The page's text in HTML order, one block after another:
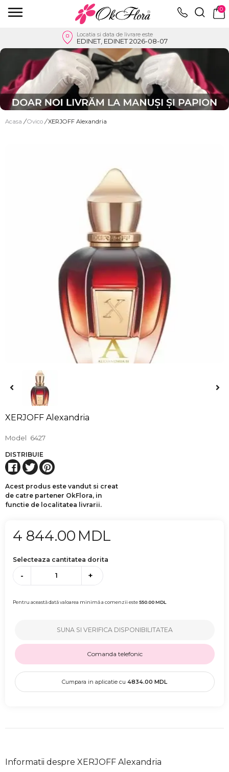
0
Locatia si data de livrare este
EDINET, EDINET 2026-08-07
Acasa / Ovico / XERJOFF Alexandria
XERJOFF Alexandria
Model 6427
DISTRIBUIE
Acest produs este vandut si creat
de catre partener OkFlora, in
functie de localitatea livrarii.
4 844.00 MDL
Selecteaza cantitatea dorita
- +
Pentru această dată valoarea minimă a comenzii este550.00MDL
SUNA SI VERIFICA DISPONIBILITATEA
Comanda telefonic
Cumpara in aplicatie cu 4834.00 MDL
Informatii despre XERJOFF Alexandria